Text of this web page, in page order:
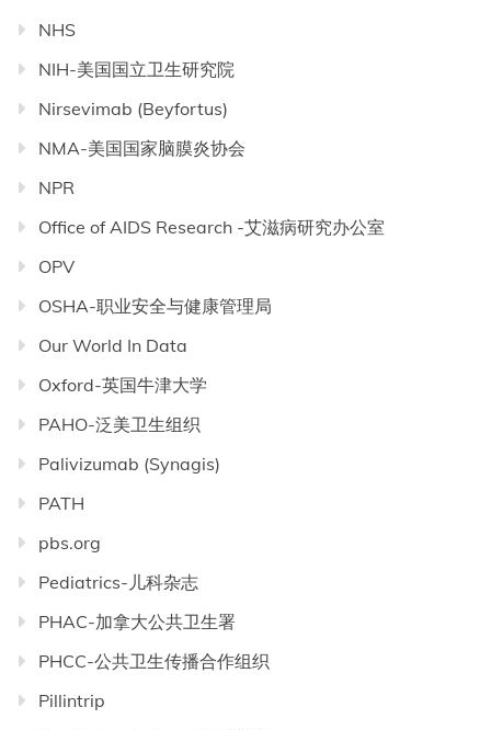
NHS
NIH-美国国立卫生研究院
Nirsevimab (Beyfortus)
NMA-美国国家脑膜炎协会
NPR
Office of AIDS Research -艾滋病研究办公室
OPV
OSHA-职业安全与健康管理局
Our World In Data
Oxford-英国牛津大学
PAHO-泛美卫生组织
Palivizumab (Synagis)
PATH
pbs.org
Pediatrics-儿科杂志
PHAC-加拿大公共卫生署
PHCC-公共卫生传播合作组织
Pillintrip